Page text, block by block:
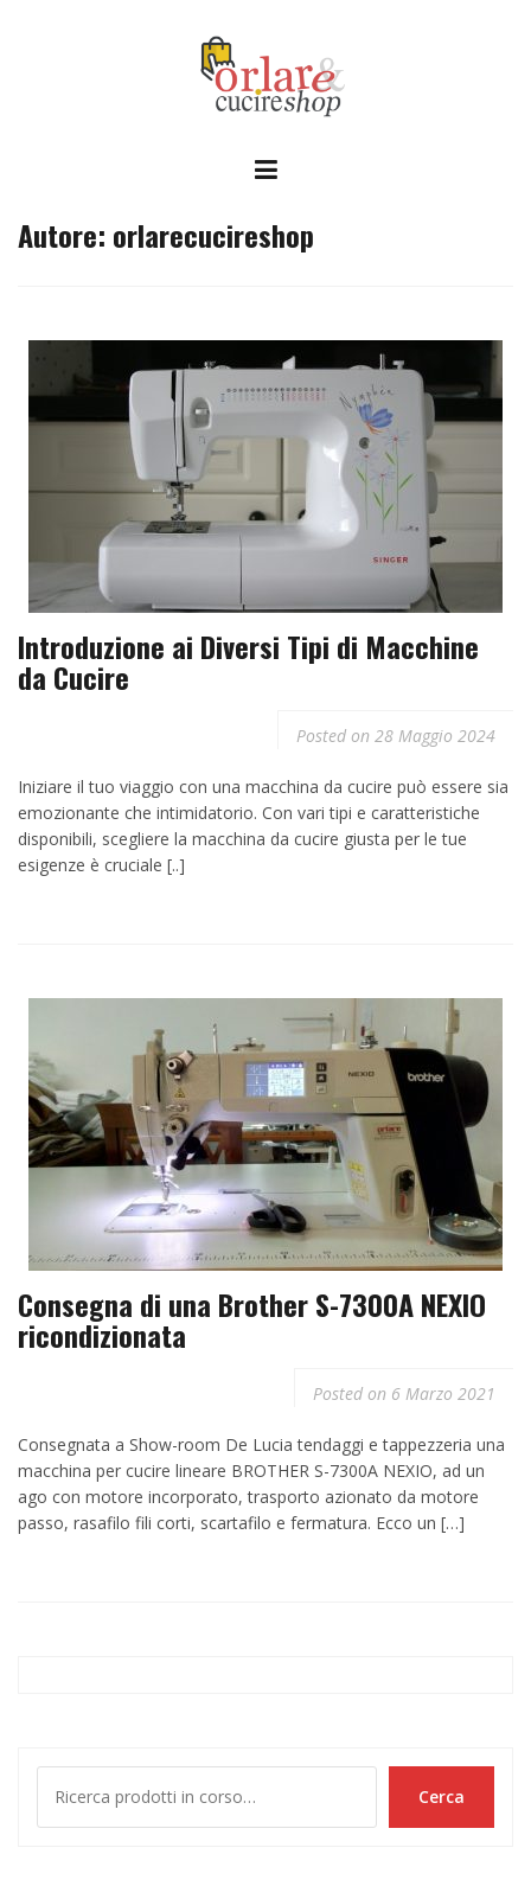
Autore: orlarecucireshop
Introduzione ai Diversi Tipi di Macchine
da Cucire
Posted on 28 Maggio 2024
Iniziare il tuo viaggio con una macchina da cucire può essere sia
emozionante che intimidatorio. Con vari tipi e caratteristiche
disponibili, scegliere la macchina da cucire giusta per le tue
esigenze è cruciale [..]
Consegna di una Brother S-7300A NEXIO
ricondizionata
Posted on 6 Marzo 2021
Consegnata a Show-room De Lucia tendaggi e tappezzeria una
macchina per cucire lineare BROTHER S-7300A NEXIO, ad un
ago con motore incorporato, trasporto azionato da motore
passo, rasafilo fili corti, scartafilo e fermatura. Ecco un […]
Cerca